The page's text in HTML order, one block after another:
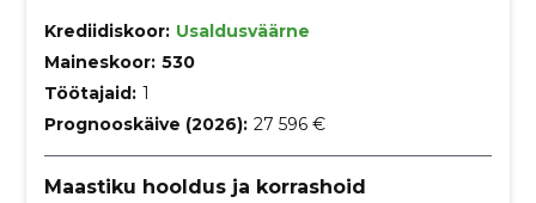
Krediidiskoor: Usaldusväärne
Maineskoor: 530
Töötajaid: 1
Prognooskäive (2026): 27 596 €
Maastiku hooldus ja korrashoid